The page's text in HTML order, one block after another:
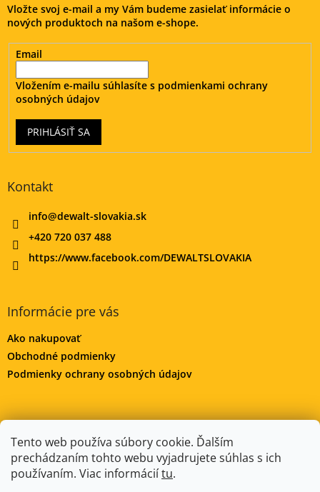
Tento web používa súbory cookie. Ďalším
prechádzaním tohto webu vyjadrujete súhlas s ich
používaním. Viac informáciítu.
Vložte svoj e-mail a my Vám budeme zasielať informácie o
nových produktoch na našom e-shope.
Email
Vložením e-mailu súhlasíte s podmienkami ochrany
osobných údajov
PRIHLÁSIŤ SA
Kontakt
info@dewalt-slovakia.sk
+420 720 037 488
https://www.facebook.com/DEWALTSLOVAKIA
Informácie pre vás
Ako nakupovať
Obchodné podmienky
Podmienky ochrany osobných údajov